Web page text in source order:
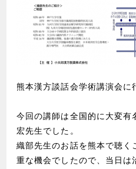
熊本漢方談話会学術講演会に
今回の講師は全国的に大変有
宏先生でした。
織部先生のお話を熊本で聴く
重な機会でしたので、当日は